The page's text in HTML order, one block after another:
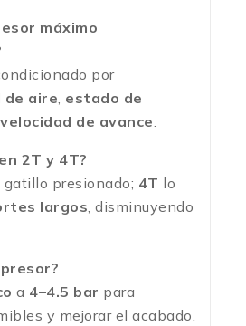
máximo
por
de aire, estado de
velocidad de avance.
2T y 4T?
presionado; 4T lo
largos, disminuyendo
a 4–4.5 bar para
y mejorar el acabado.